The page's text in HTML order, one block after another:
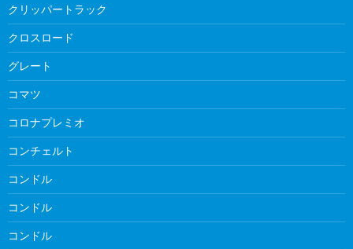
クリッパートラック
クロスロード
グレート
コマツ
コロナプレミオ
コンチェルト
コンドル
コンドル
コンドル